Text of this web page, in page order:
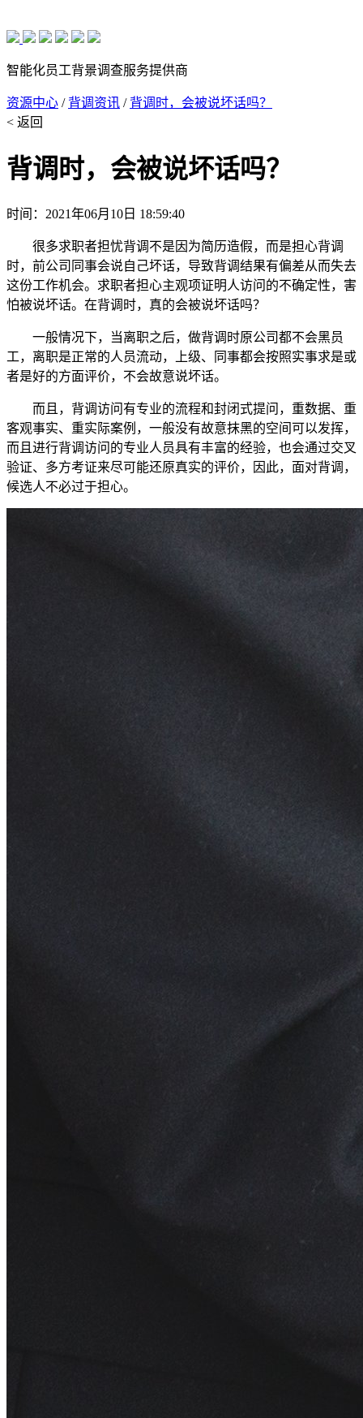
智能化员工背景调查服务提供商
资源中心 / 背调资讯 / 背调时，会被说坏话吗？
< 返回
背调时，会被说坏话吗？
时间：2021年06月10日 18:59:40
很多求职者担忧背调不是因为简历造假，而是担心背调
时，前公司同事会说自己坏话，导致背调结果有偏差从而失去
这份工作机会。求职者担心主观项证明人访问的不确定性，害
怕被说坏话。在背调时，真的会被说坏话吗？
一般情况下，当离职之后，做背调时原公司都不会黑员
工，离职是正常的人员流动，上级、同事都会按照实事求是或
者是好的方面评价，不会故意说坏话。
而且，背调访问有专业的流程和封闭式提问，重数据、重
客观事实、重实际案例，一般没有故意抹黑的空间可以发挥，
而且进行背调访问的专业人员具有丰富的经验，也会通过交叉
验证、多方考证来尽可能还原真实的评价，因此，面对背调，
候选人不必过于担心。